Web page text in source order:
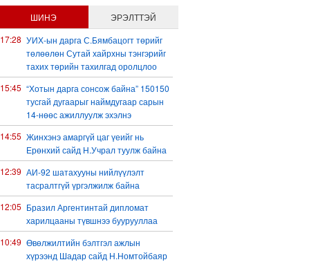
ШИНЭ
ЭРЭЛТТЭЙ
17:28 УИХ-ын дарга С.Бямбацогт төрийг
төлөөлөн Сутай хайрхны тэнгэрийг
тахих төрийн тахилгад оролцлоо
15:45 “Хотын дарга сонсож байна” 150150
тусгай дугаарыг наймдугаар сарын
14-нөөс ажиллуулж эхэлнэ
14:55 Жинхэнэ амаргүй цаг үеийг нь
Ерөнхий сайд Н.Учрал туулж байна
12:39 АИ-92 шатахууны нийлүүлэлт
тасралтгүй үргэлжилж байна
12:05 Бразил Аргентинтай дипломат
харилцааны түвшнээ буурууллаа
10:49 Өвөлжилтийн бэлтгэл ажлын
хүрээнд Шадар сайд Н.Номтойбаяр